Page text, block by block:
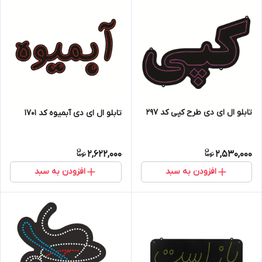
تابلو ال ای دی طرح کپی کد ۲۹۷
2,530,000
افزودن به سبد
تابلو ال ای دی آبمیوه کد ۱۷۰۱
2,622,000
افزودن به سبد